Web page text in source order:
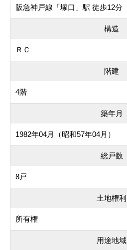
阪急神戸線「塚口」駅 徒歩12分
構造
ＲＣ
階建
4階
築年月
1982年04月（昭和57年04月）
総戸数
8戸
土地権利
所有権
用途地域